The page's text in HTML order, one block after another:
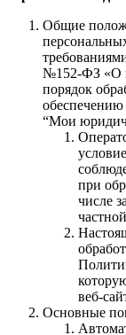
Общие
№152-ФЗ «О
порядок
“Мои
при
числе
веб-
Основные